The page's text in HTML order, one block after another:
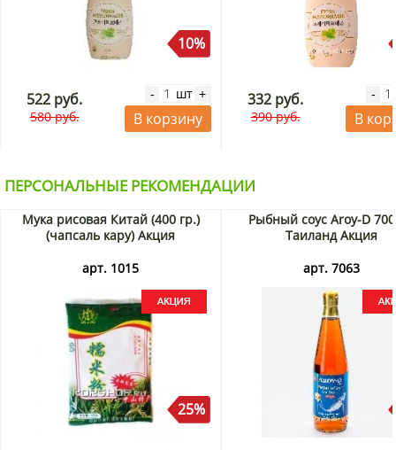
10%
522 руб.
580 руб.
- шт +
В корзину
332 руб.
390 руб.
-
В
ПЕРСОНАЛЬНЫЕ РЕКОМЕНДАЦИИ
Мука рисовая Китай (400 гр.)
(чапсаль кару) Акция
арт. 1015
25%
Рыбный соус Aroy-D
Таиланд Акция
арт. 7063